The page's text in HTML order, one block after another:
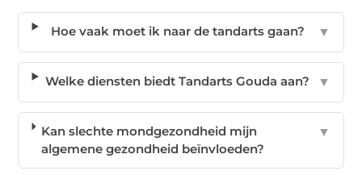
Hoe vaak moet ik naar de tandarts gaan? ▼
Welke diensten biedt Tandarts Gouda aan? ▼
Kan slechte mondgezondheid mijn
algemene gezondheid beïnvloeden?
▼